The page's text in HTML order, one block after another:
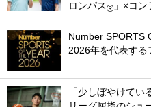
ロンパス® 」×コ
Number SPORTS
2026年を代表する
「少しぼやけて